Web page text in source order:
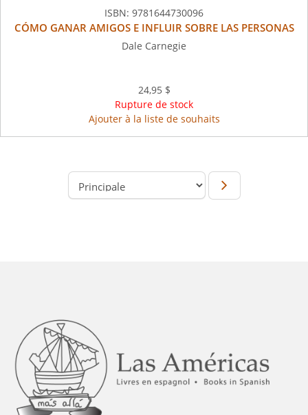
ISBN: 9781644730096
CÓMO GANAR AMIGOS E INFLUIR SOBRE LAS PERSONAS
Dale Carnegie
24,95 $
Rupture de stock
Ajouter à la liste de souhaits